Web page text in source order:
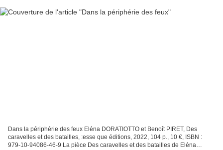
Dans la périphérie des feux Eléna DORATIOTTO et Benoît PIRET, Des
caravelles et des batailles, :esse que éditions, 2022, 104 p., 10 €, ISBN :
979-10-94086-46-9 La pièce Des caravelles et des batailles de Eléna